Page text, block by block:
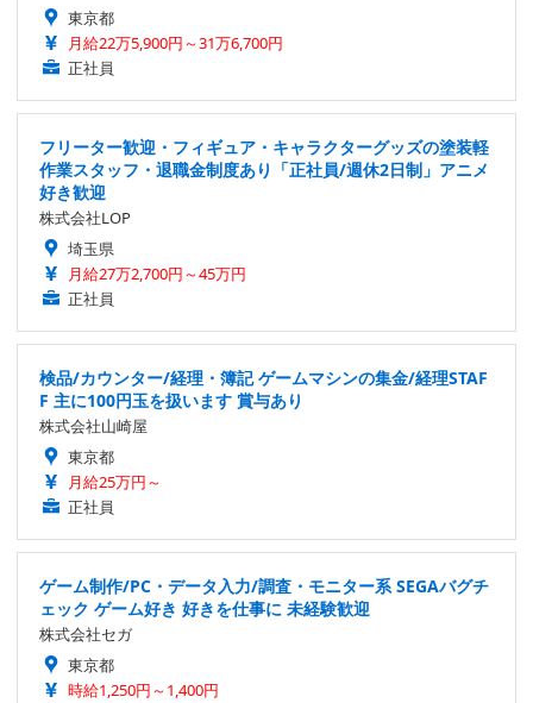
東京都
月給22万5,900円～31万6,700円
正社員
フリーター歓迎・フィギュア・キャラクターグッズの塗装軽
作業スタッフ・退職金制度あり「正社員/週休2日制」アニメ
好き歓迎
株式会社LOP
埼玉県
月給27万2,700円～45万円
正社員
検品/カウンター/経理・簿記 ゲームマシンの集金/経理STAF
F 主に100円玉を扱います 賞与あり
株式会社山崎屋
東京都
月給25万円～
正社員
ゲーム制作/PC・データ入力/調査・モニター系 SEGAバグチ
ェック ゲーム好き 好きを仕事に 未経験歓迎
株式会社セガ
東京都
時給1,250円～1,400円